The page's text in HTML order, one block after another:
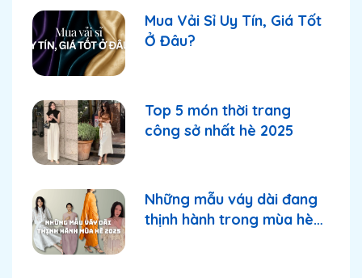
Mua Vải Sỉ Uy Tín, Giá Tốt
Ở Đâu?
Top 5 món thời trang
công sở nhất hè 2025
Những mẫu váy dài đang
thịnh hành trong mùa hè